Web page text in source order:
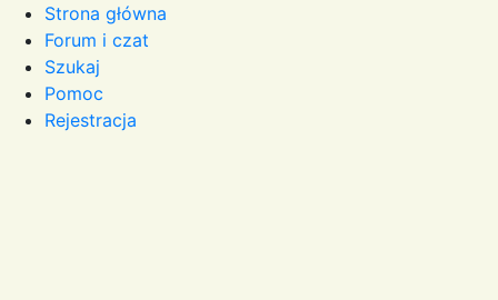
Strona główna
Forum i czat
Szukaj
Pomoc
Rejestracja